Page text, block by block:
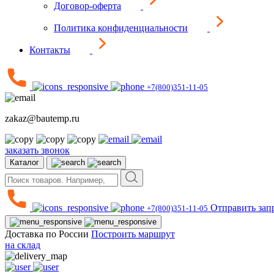
Договор-оферта
Политика конфиденциальности
Контакты
+7(800)351-11-05
zakaz@bautemp.ru
заказать звонок
Каталог
+7(800)351-11-05 Отправить
Доставка по России Построить маршрут
на склад